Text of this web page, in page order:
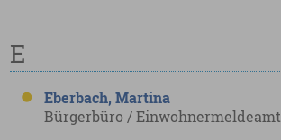
E
Eberbach, Martina
Bürgerbüro / Einwohnermeldeamt